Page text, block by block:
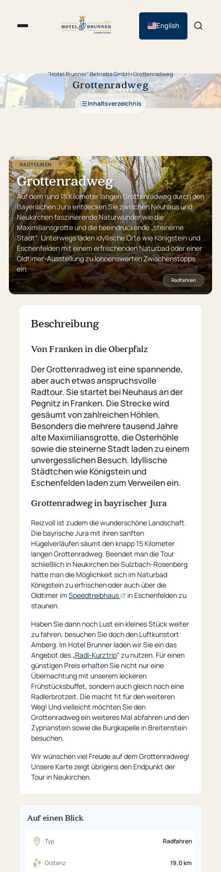
English
"Hotel Brunner" Betriebs GmbH›Grottenradweg
Grottenradweg
Inhaltsverzeichnis
RADTOUREN
Grottenradweg
Auf dem rund 15 Kilometer langen Grottenradweg durch den
Bayerischen Jura entdecken Sie zwischen Neuhaus und
Neukirchen faszinierende Naturwunder wie die
Maximiliansgrotte und die beeindruckende „steinerne
Stadt“. Unterwegs laden idyllische Orte wie Königstein und
Eschenfelden mit einem erfrischenden Naturbad oder einer
Oldtimer-Ausstellung zu lohnenswerten Zwischenstopps
ein.
Radfahren
Beschreibung
Von Franken in die Oberpfalz
Der Grottenradweg ist eine spannende,
aber auch etwas anspruchsvolle
Radtour. Sie startet bei Neuhaus an der
Pegnitz in Franken. Die Strecke wird
gesäumt von zahlreichen Höhlen.
Besonders die mehrere tausend Jahre
alte Maximiliansgrotte, die Osterhöhle
sowie die steinerne Stadt laden zu einem
unvergesslichen Besuch. Idyllische
Städtchen wie Königstein und
Eschenfelden laden zum Verweilen ein.
Grottenradweg in bayrischer Jura
Reizvoll ist zudem die wunderschöne Landschaft.
Die bayrische Jura mit ihren sanften
Hügelverläufen säumt den knapp 15 Kilometer
langen Grottenradweg. Beendet man die Tour
schließlich in Neukirchen bei Sulzbach-Rosenberg
hatte man die Möglichkeit sich im Naturbad
Königstein zu erfrischen oder auch über die
Oldtimer imSpeedtreibhaus
(öffnet
in Eschenfelden zu
staunen.
Haben Sie dann noch Lust ein kleines Stück weiter
zu fahren, besuchen Sie doch den Luftkunstort
Amberg. Im Hotel Brunner laden wir Sie ein das
Angebot des „Radl-Kurztrip“ zu nutzen. Für einen
günstigen Preis erhalten Sie nicht nur eine
Übernachtung mit unserem leckeren
Frühstücksbuffet, sondern auch gleich noch eine
Radlerbrotzeit. Die macht fit für den weiteren
Weg! Und vielleicht möchten Sie den
Grottenradweg ein weiteres Mal abfahren und den
Zyprianstein sowie die Burgkapelle in Breitenstein
besuchen.
Wir wünschen viel Freude auf dem Grottenradweg!
Unsere Karte zeigt übrigens den Endpunkt der
Tour in Neukirchen.
Auf einen Blick
Typ Radfahren
Distanz 19,0 km